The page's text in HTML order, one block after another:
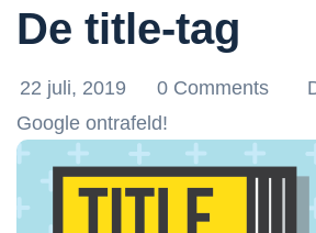
De title-tag
22 juli, 2019 0 Comments
Google ontrafeld!